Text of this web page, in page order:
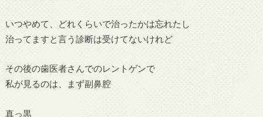
いつやめて、どれくらいで治ったかは忘れたし
治ってますと言う診断は受けてないけれど
その後の歯医者さんでのレントゲンで
私が見るのは、まず副鼻腔
真っ黒